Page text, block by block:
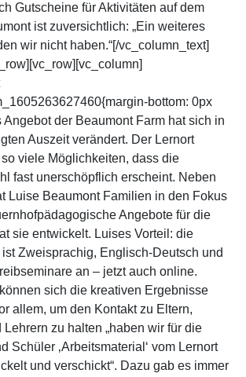
Gutscheine für Aktivitäten auf dem
ist zuversichtlich: „Ein weiteres
wir nicht haben.“[/vc_column_text]
bottom: 0px
Angebot der Beaumont Farm hat sich in
Auszeit verändert. Der Lernort
viele Möglichkeiten, dass die
fast unerschöpflich erscheint. Neben
Luise Beaumont Familien in den Fokus
Angebote für die
sie entwickelt. Luises Vorteil: die
Zweisprachig, Englisch-Deutsch und
an – jetzt auch online.
sich die kreativen Ergebnisse
allem, um den Kontakt zu Eltern,
Lehrern zu halten „haben wir für die
Schüler ‚Arbeitsmaterial‘ vom Lernort
und verschickt“. Dazu gab es immer